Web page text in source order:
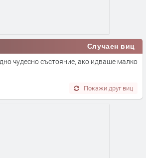
Случаен виц
чудесно състояние, ако идваше малко
Покажи друг виц